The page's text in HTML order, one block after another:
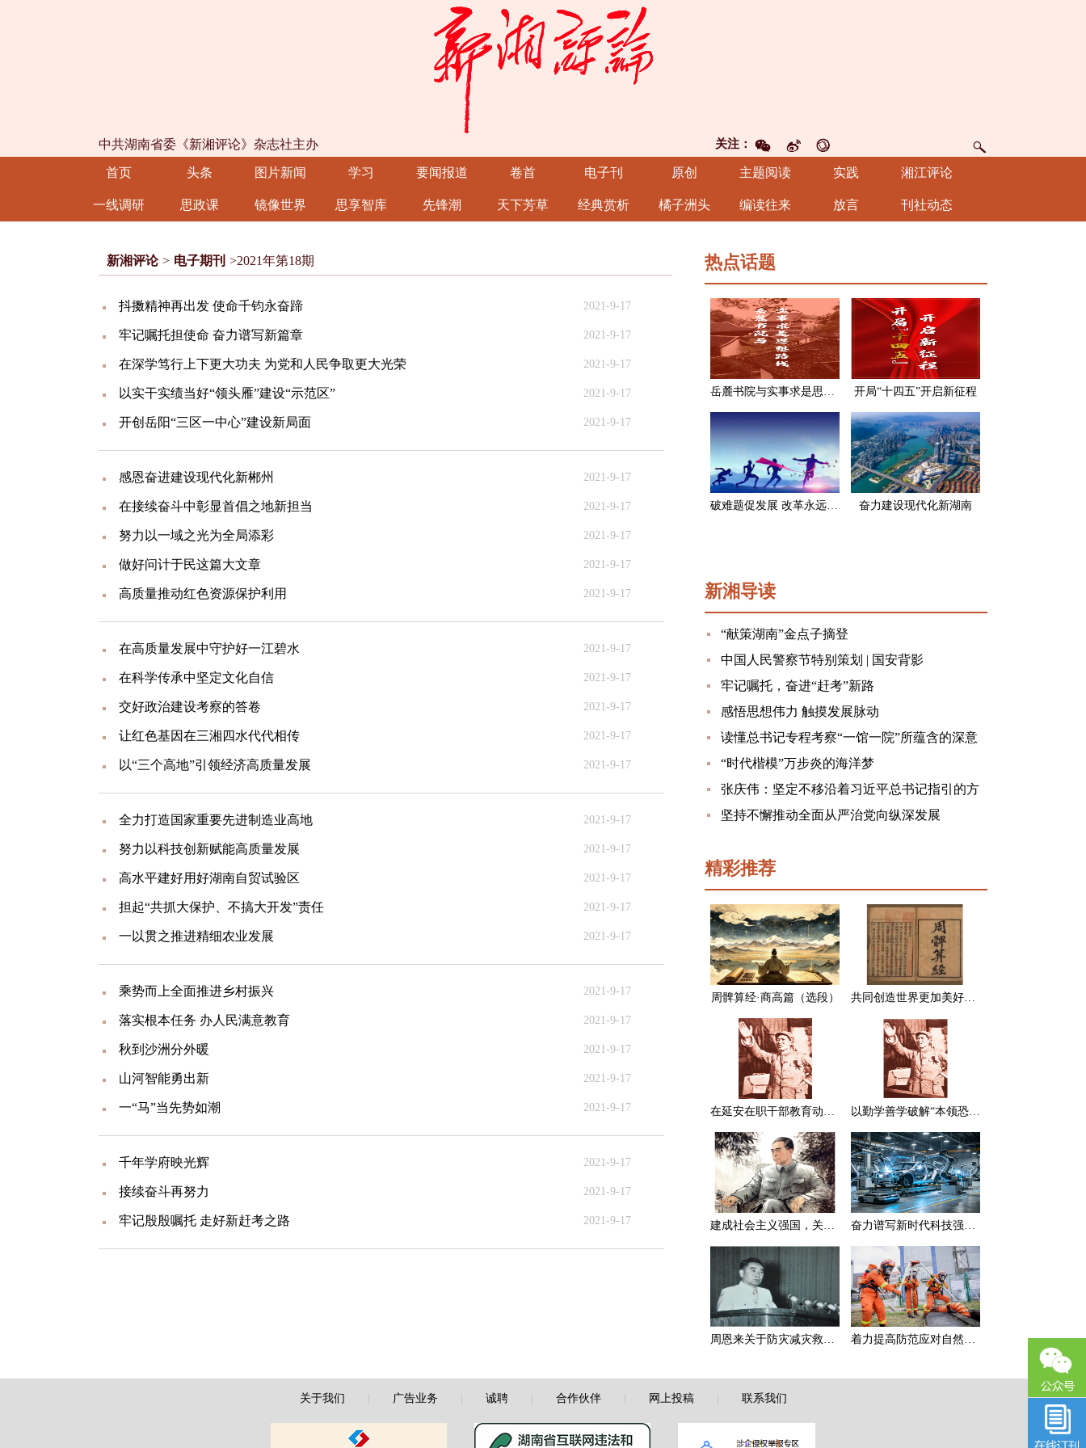
关注：
中共湖南省委《新湘评论》杂志社主办
首页 头条 图片新闻 学习 要闻报道 卷首 电子刊 原创 主题阅读 实践 湘江评论
一线调研 思政课 镜像世界 思享智库 先锋潮 天下芳草 经典赏析 橘子洲头 编读往来 放言 刊社动态
新湘评论 > 电子期刊 >2021年第18期
抖擞精神再出发 使命千钧永奋蹄 2021-9-17
牢记嘱托担使命 奋力谱写新篇章 2021-9-17
在深学笃行上下更大功夫 为党和人民争取更大光荣 2021-9-17
以实干实绩当好“领头雁”建设“示范区” 2021-9-17
开创岳阳“三区一中心”建设新局面 2021-9-17
感恩奋进建设现代化新郴州 2021-9-17
在接续奋斗中彰显首倡之地新担当 2021-9-17
努力以一域之光为全局添彩 2021-9-17
做好问计于民这篇大文章 2021-9-17
高质量推动红色资源保护利用 2021-9-17
在高质量发展中守护好一江碧水 2021-9-17
在科学传承中坚定文化自信 2021-9-17
交好政治建设考察的答卷 2021-9-17
让红色基因在三湘四水代代相传 2021-9-17
以“三个高地”引领经济高质量发展 2021-9-17
全力打造国家重要先进制造业高地 2021-9-17
努力以科技创新赋能高质量发展 2021-9-17
高水平建好用好湖南自贸试验区 2021-9-17
担起“共抓大保护、不搞大开发”责任 2021-9-17
一以贯之推进精细农业发展 2021-9-17
乘势而上全面推进乡村振兴 2021-9-17
落实根本任务 办人民满意教育 2021-9-17
秋到沙洲分外暖 2021-9-17
山河智能勇出新 2021-9-17
一“马”当先势如潮 2021-9-17
千年学府映光辉 2021-9-17
接续奋斗再努力 2021-9-17
牢记殷殷嘱托 走好新赶考之路 2021-9-17
热点话题
岳麓书院与实事求是思想路线 开局“十四五”开启新征程
破难题促发展 改革永远在路上 奋力建设现代化新湖南
新湘导读
“献策湖南”金点子摘登
中国人民警察节特别策划 | 国安背影
牢记嘱托，奋进“赶考”新路
感悟思想伟力 触摸发展脉动
读懂总书记专程考察“一馆一院”所蕴含的深意
“时代楷模”万步炎的海洋梦
张庆伟：坚定不移沿着习近平总书记指引的方
向前进 凝心聚力奋进新征程建功新时代谱写新
坚持不懈推动全面从严治党向纵深发展
精彩推荐
周髀算经·商高篇（选段） 共同创造世界更加美好的未来
在延安在职干部教育动员大会上的讲话（节选） 以勤学善学破解“本领恐慌”
建成社会主义强国，关键在于实现科学技术现代化 奋力谱写新时代科技强国新篇章
周恩来关于防灾减灾救灾的一组论述 着力提高防范应对自然灾害能力
关于我们 广告业务 诚聘| 合作伙伴| 网上投稿| 联系我们